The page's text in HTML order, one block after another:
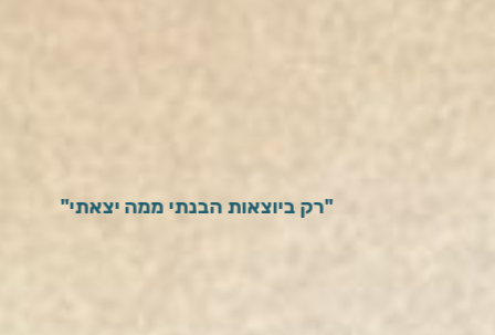
"רק ביוצאות הבנתי ממה יצאתי"